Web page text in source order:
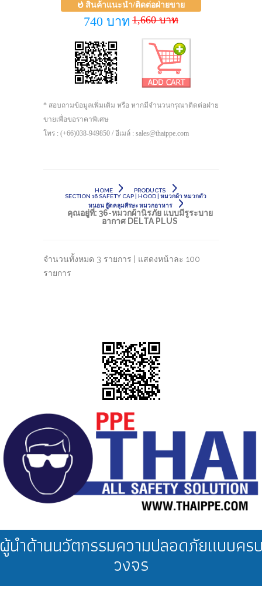
สินค้าแนะนำ/ติดต่อฝ่ายขาย
740 บาท 1,660 บาท
* สอบถามข้อมูลเพิ่มเติม หรือ หากมีจำนวนกรุณาติดต่อฝ่าย
ขายเพื่อขอราคาพิเศษ
โทร : (+66)038-949850 / อีเมล์ : sales@thaippe.com
HOME
PRODUCTS
SECTION 16 SAFETY CAP | HOOD | หมวกผ้า หมวกตัว
หนอน ฮู๊ดคลุมศีรษะ หมวกอาหาร
คุณอยู่ที่: 36-หมวกผ้านิรภัย แบบมีรูระบาย
อากาศ DELTA PLUS
จำนวนทั้งหมด 3 รายการ | แสดงหน้าละ 100
รายการ
นำด้านนวัตกรรมความปลอดภัยแบบคร
วงจร